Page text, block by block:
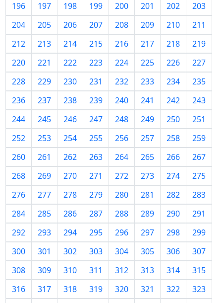
196
197 198 199 200 201 202
203
204
205 206 207 208 209 210
211
212
213 214 215 216 217 218
219
220
221 222 223 224 225 226
227
228
229 230 231 232 233 234
235
236
237 238 239 240 241 242
243
244
245 246 247 248 249 250
251
252
253 254 255 256 257 258
259
260
261 262 263 264 265 266
267
268
269 270 271 272 273 274
275
276
277 278 279 280 281 282
283
284
285 286 287 288 289 290
291
292
293 294 295 296 297 298
299
300
301 302 303 304 305 306
307
308
309 310 311 312 313 314
315
316
317 318 319 320 321 322
323